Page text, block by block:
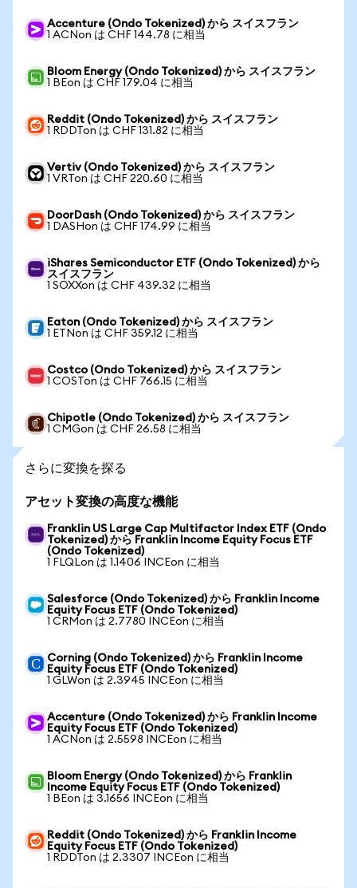
Accenture (Ondo Tokenized) から スイスフラン
1 ACNon は CHF 144.78 に相当
Bloom Energy (Ondo Tokenized) から スイスフラン
1 BEon は CHF 179.04 に相当
Reddit (Ondo Tokenized) から スイスフラン
1 RDDTon は CHF 131.82 に相当
Vertiv (Ondo Tokenized) から スイスフラン
1 VRTon は CHF 220.60 に相当
DoorDash (Ondo Tokenized) から スイスフラン
1 DASHon は CHF 174.99 に相当
iShares Semiconductor ETF (Ondo Tokenized) から
スイスフラン
1 SOXXon は CHF 439.32 に相当
Eaton (Ondo Tokenized) から スイスフラン
1 ETNon は CHF 359.12 に相当
Costco (Ondo Tokenized) から スイスフラン
1 COSTon は CHF 766.15 に相当
Chipotle (Ondo Tokenized) から スイスフラン
1 CMGon は CHF 26.58 に相当
さらに変換を探る
アセット変換の高度な機能
Franklin US Large Cap Multifactor Index ETF (Ondo
Tokenized) から Franklin Income Equity Focus ETF
(Ondo Tokenized)
1 FLQLon は 1.1406 INCEon に相当
Salesforce (Ondo Tokenized) から Franklin Income
Equity Focus ETF (Ondo Tokenized)
1 CRMon は 2.7780 INCEon に相当
Corning (Ondo Tokenized) から Franklin Income
Equity Focus ETF (Ondo Tokenized)
1 GLWon は 2.3945 INCEon に相当
Accenture (Ondo Tokenized) から Franklin Income
Equity Focus ETF (Ondo Tokenized)
1 ACNon は 2.5598 INCEon に相当
Bloom Energy (Ondo Tokenized) から Franklin
Income Equity Focus ETF (Ondo Tokenized)
1 BEon は 3.1656 INCEon に相当
Reddit (Ondo Tokenized) から Franklin Income
Equity Focus ETF (Ondo Tokenized)
1 RDDTon は 2.3307 INCEon に相当